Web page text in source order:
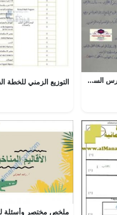
ملخص شرح شامل للدرس السابع (مكافحة التسمم الغذائي) (علوم وبيئة) الثاني عشر